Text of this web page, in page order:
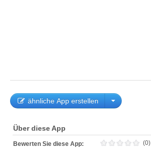
ähnliche App erstellen
Über diese App
Bewerten Sie diese App: (0)